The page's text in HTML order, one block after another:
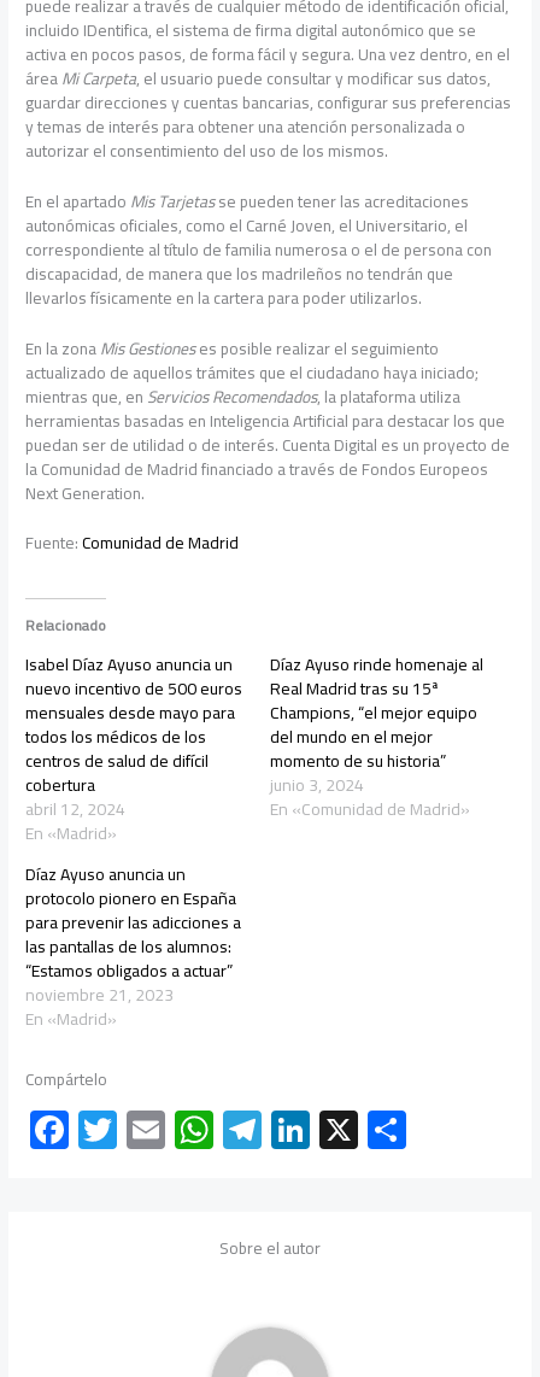
incluido IDentifica, el sistema de firma digital autonómico que se
activa en pocos pasos, de forma fácil y segura. Una vez dentro, en el
áreaMi Carpeta, el usuario puede consultar y modificar sus datos,
guardar direcciones y cuentas bancarias, configurar sus preferencias
y temas de interés para obtener una atención personalizada o
autorizar el consentimiento del uso de los mismos.
En el apartadoMis Tarjetasse pueden tener las acreditaciones
autonómicas oficiales, como el Carné Joven, el Universitario, el
correspondiente al título de familia numerosa o el de persona con
discapacidad, de manera que los madrileños no tendrán que
llevarlos físicamente en la cartera para poder utilizarlos.
En la zonaMis Gestioneses posible realizar el seguimiento
actualizado de aquellos trámites que el ciudadano haya iniciado;
mientras que, enServicios Recomendados, la plataforma utiliza
herramientas basadas en Inteligencia Artificial para destacar los que
puedan ser de utilidad o de interés. Cuenta Digital es un proyecto de
la Comunidad de Madrid financiado a través de Fondos Europeos
Next Generation.
Fuente:Comunidad de Madrid
Relacionado
Isabel Díaz Ayuso anuncia un
nuevo incentivo de 500 euros
mensuales desde mayo para
todos los médicos de los
centros de salud de difícil
cobertura
abril 12, 2024
En «Madrid»
Díaz Ayuso rinde homenaje al
Real Madrid tras su 15ª
Champions, “el mejor equipo
del mundo en el mejor
momento de su historia”
junio 3, 2024
En «Comunidad de Madrid»
Díaz Ayuso anuncia un
protocolo pionero en España
para prevenir las adicciones a
las pantallas de los alumnos:
“Estamos obligados a actuar”
noviembre 21, 2023
En «Madrid»
Compártelo
F
ac
T
wi
E
m
W
h
s
p
p
Te
le
a
Li
nk
dI
X
Sobre el autor